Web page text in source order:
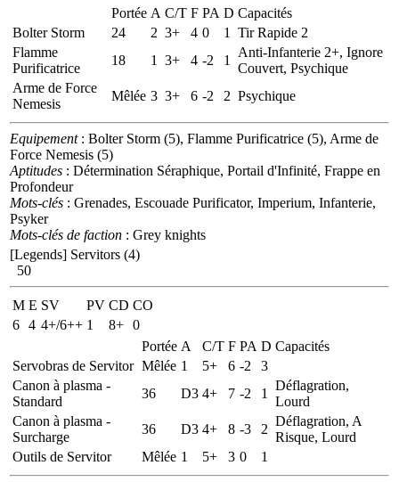
Portée A C/T F PA D Capacités
Bolter Storm
24 2 3+ 4 0 1
Tir Rapide 2
Flamme
Purificatrice
18 1 3+ 4 -2 1
Anti-Infanterie 2+, Ignore
Couvert, Psychique
Arme de Force
Nemesis
Mêlée 3 3+ 6 -2 2 Psychique
Equipement: Bolter Storm (5), Flamme Purificatrice (5), Arme de
Force Nemesis (5)
Aptitudes : Détermination Séraphique, Portail d'Infinité, Frappe en
Profondeur
Mots-clés : Grenades, Escouade Purificator, Imperium, Infanterie,
Psyker
Mots-clés de faction : Grey knights
[Legends] Servitors (4)
50
M E SV PV CD CO
6 4 4+/6++ 1 8+ 0
Portée A C/T F PA D Capacités
Servobras de Servitor Mêlée 1 5+ 6 -2
3
Canon à plasma -
Standard
36 D3 4+ 7 -2 1
Déflagration,
Lourd
Canon à plasma -
Surcharge
36 D3 4+ 8 -3 2
Déflagration, A
Risque, Lourd
Outils de Servitor
Mêlée 1 5+ 3 0 1